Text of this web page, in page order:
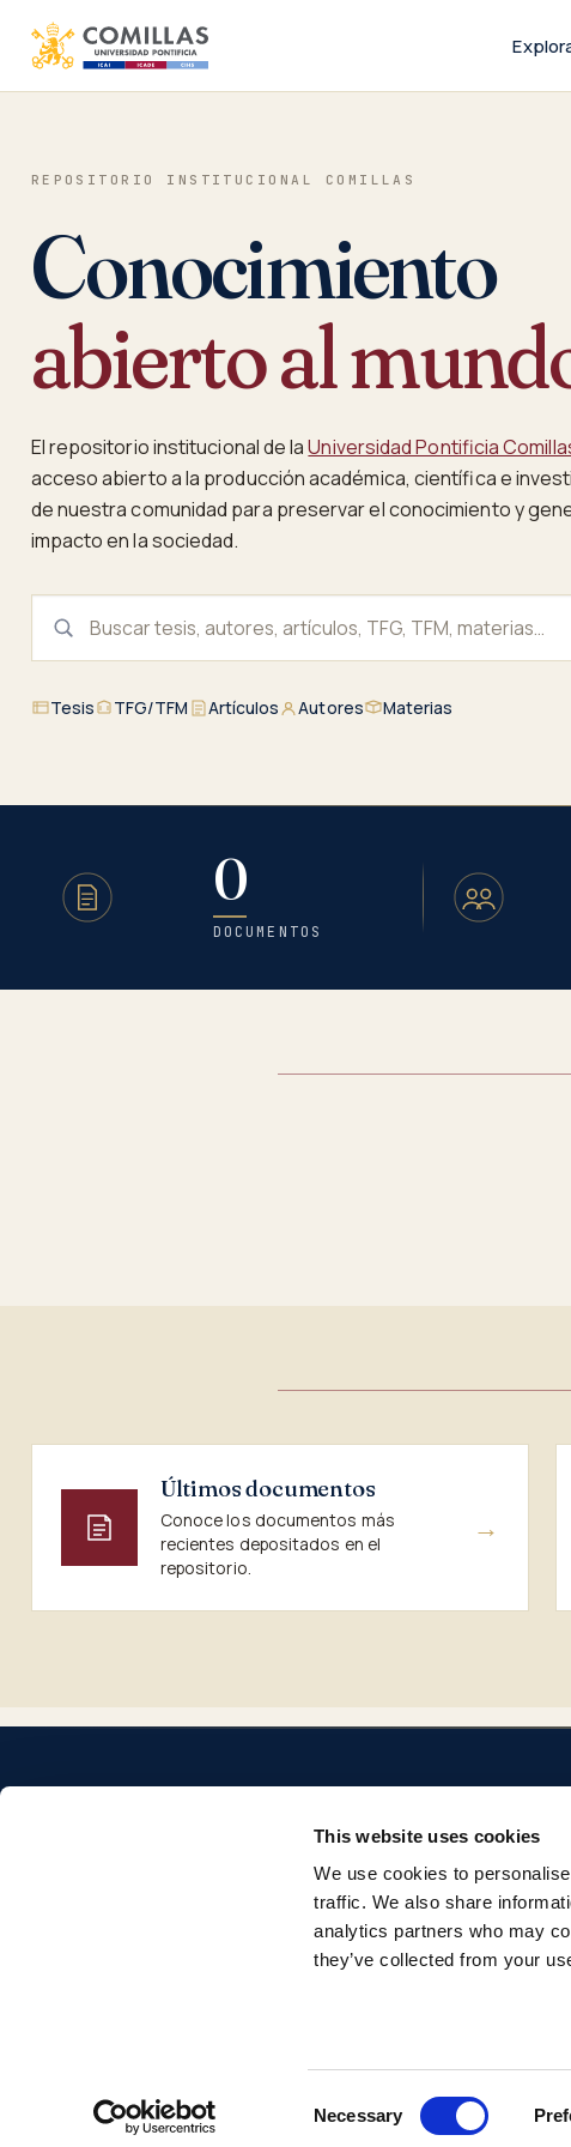
This website uses cookies
We use cookies to
traffic. We also share
analytics partners who may
they’ve collected from your
Necessary
REPOSITORIO INSTITUCIONAL COMILLAS
Conocimiento
abierto al
El repositorio institucional de laUniversidad Pontificia
acceso abierto a la producción académica, científica e
de nuestra comunidad para preservar el conocimiento y
impacto en la sociedad.
Tesis TFG/TFM Artículos Autores Materias
Estadísticas del repositorio
0
DOCUMENTOS
Últimos documentos
Conoce los documentos más
recientes depositados en el
repositorio.
→
Comillas. Acceso abierto a la producción académica e
© 2026 Universidad Pontificia Comillas. Todos los derechos reservados.